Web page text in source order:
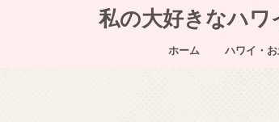
私の大好きなハワ
ホーム ハワイ・